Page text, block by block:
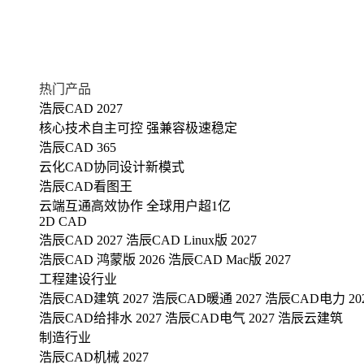
热门产品
浩辰CAD 2027
核心技术自主可控 强兼容极速稳定
浩辰CAD 365
云化CAD协同设计新模式
浩辰CAD看图王
云端互通高效协作 全球用户超1亿
2D CAD
浩辰CAD 2027 浩辰CAD Linux版 2027
浩辰CAD 鸿蒙版 2026 浩辰CAD Mac版 2027
工程建设行业
浩辰CAD建筑 2027 浩辰CAD暖通 2027 浩辰CAD电力
浩辰CAD给排水 2027 浩辰CAD电气 2027 浩辰云建筑
制造行业
浩辰CAD机械 2027